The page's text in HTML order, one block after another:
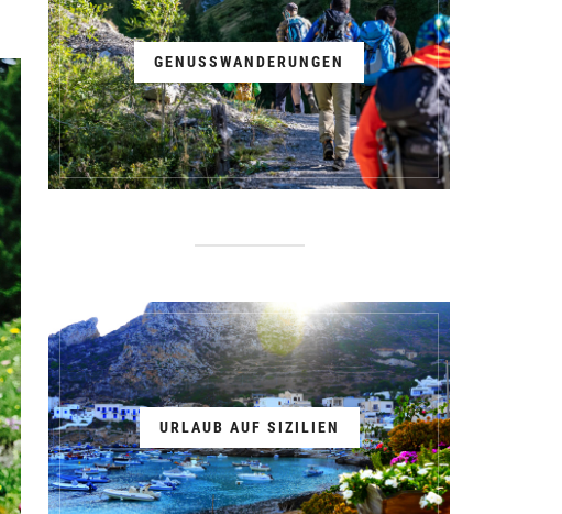
GENUSSWANDERUNGEN
URLAUB AUF SIZILIEN